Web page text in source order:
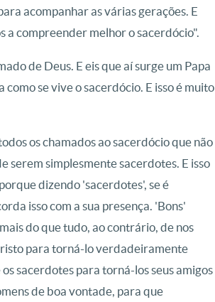
acompanhar as várias gerações. E
a compreender melhor o sacerdócio".
de Deus. E eis que aí surge um Papa
como se vive o sacerdócio. E isso é muito
os chamados ao sacerdócio que não
serem simplesmente sacerdotes. E isso
dizendo 'sacerdotes', se é
isso com a sua presença. 'Bons'
do que tudo, ao contrário, de nos
para torná-lo verdadeiramente
sacerdotes para torná-los seus amigos
de boa vontade, para que